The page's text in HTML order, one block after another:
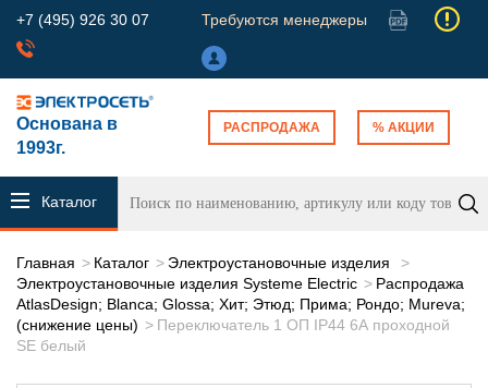
+7 (495) 926 30 07 Требуются менеджеры
Основана в
1993г.
РАСПРОДАЖА % АКЦИИ
Каталог
Главная Каталог
Электроустановочные изделия
Электроустановочные изделия Systeme Electric
Распродажа
AtlasDesign; Blanca; Glossa; Хит; Этюд; Прима; Рондо; Mureva;
(снижение цены)
Переключатель 1 ОП IP44 6А проходной
SE белый